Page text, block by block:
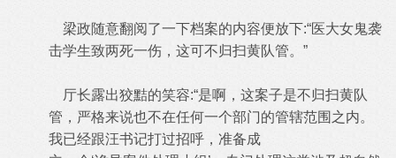
梁政随意翻阅了一下档案的内容便放下:“医大女鬼袭
击学生致两死一伤，这可不归扫黄队管。”
厅长露出狡黠的笑容:“是啊，这案子是不归扫黄队
管，严格来说也不在任何一个部门的管辖范围之内。
我已经跟汪书记打过招呼，准备成